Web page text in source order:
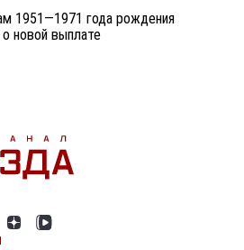
1951—1971 года рождения
о новой выплате